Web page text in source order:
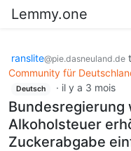
Lemmy.one
ranslite@pie.dasneuland.de
Community für
Deutsch · il y a 3 mois
Bundesregierung
Alkoholsteuer
Zuckerabgabe